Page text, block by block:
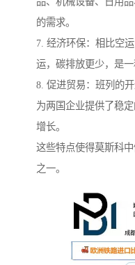
的需求。
7. 经济环保：相比空
运，碳排放更少，是一
8. 促进贸易：班列的
为两国企业提供了稳
增长。
这些特点使得莫斯科
之一。